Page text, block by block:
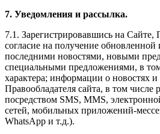
7. Уведомления и рассылка.
7.1. Зарегистрировавшись на Сайте,
согласие на получение
последними новостями, новыми
специальными предложениями, в
характера; информации о новостях
Правообладателя сайта, в том
посредством SMS, MMS,
сетей, мобильных приложений-
WhatsApp и т.д.).